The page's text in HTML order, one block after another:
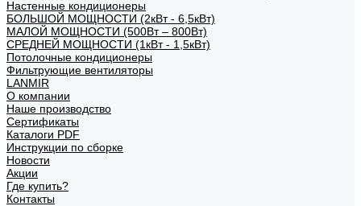
Настенные кондиционеры
БОЛЬШОЙ МОЩНОСТИ (2кВт - 6,5кВт)
МАЛОЙ МОЩНОСТИ (500Вт – 800Вт)
СРЕДНЕЙ МОЩНОСТИ (1кВт - 1,5кВт)
Потолочные кондиционеры
Фильтрующие вентиляторы
LANMIR
О компании
Наше производство
Сертификаты
Каталоги PDF
Инструкции по сборке
Новости
Акции
Где купить?
Контакты